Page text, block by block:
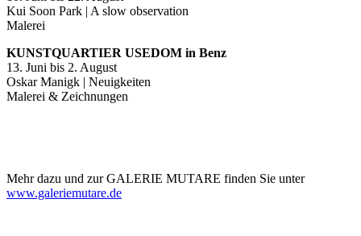
Kui Soon Park | A slow observation
Malerei
KUNSTQUARTIER USEDOM in Benz
13. Juni bis 2. August
Oskar Manigk | Neuigkeiten
Malerei & Zeichnungen
Mehr dazu und zur GALERIE MUTARE finden Sie unter
www.galeriemutare.de